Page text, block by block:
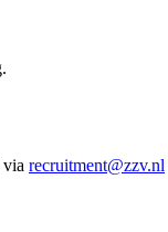
via recruitment@zzv.nl